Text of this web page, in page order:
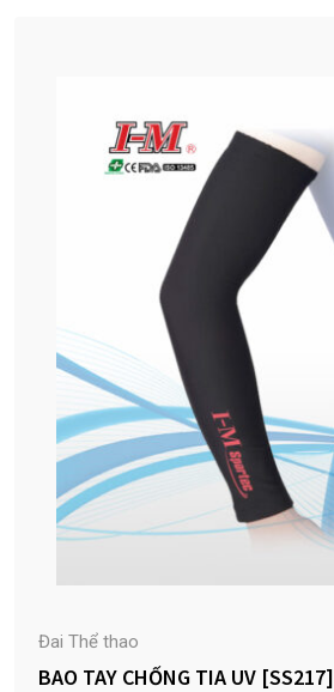
Đai Thể thao
BAO TAY CHỐNG TIA UV [SS217]